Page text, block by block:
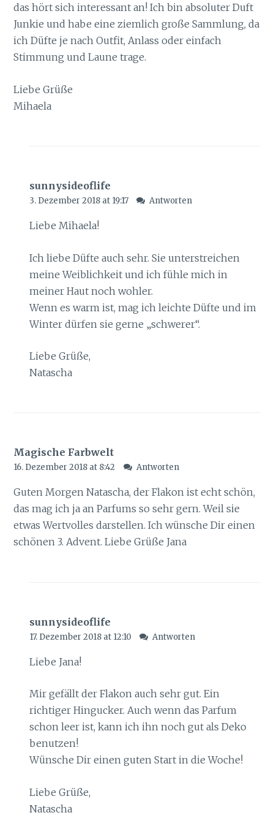
das hört sich interessant an! Ich bin absoluter Duft
Junkie und habe eine ziemlich große Sammlung, da
ich Düfte je nach Outfit, Anlass oder einfach
Stimmung und Laune trage.
Liebe Grüße
Mihaela
sunnysideoflife
3. Dezember 2018 at 19:17 Antworten
Liebe Mihaela!
Ich liebe Düfte auch sehr. Sie unterstreichen
meine Weiblichkeit und ich fühle mich in
meiner Haut noch wohler.
Wenn es warm ist, mag ich leichte Düfte und im
Winter dürfen sie gerne „schwerer“.
Liebe Grüße,
Natascha
Magische Farbwelt
16. Dezember 2018 at 8:42 Antworten
Guten Morgen Natascha, der Flakon ist echt schön,
das mag ich ja an Parfums so sehr gern. Weil sie
etwas Wertvolles darstellen. Ich wünsche Dir einen
schönen 3. Advent. Liebe Grüße Jana
sunnysideoflife
17. Dezember 2018 at 12:10 Antworten
Liebe Jana!
Mir gefällt der Flakon auch sehr gut. Ein
richtiger Hingucker. Auch wenn das Parfum
schon leer ist, kann ich ihn noch gut als Deko
benutzen!
Wünsche Dir einen guten Start in die Woche!
Liebe Grüße,
Natascha